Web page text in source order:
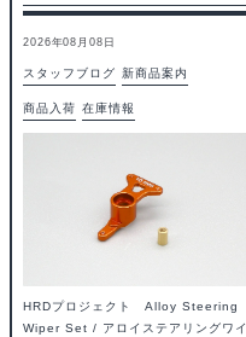
2026年08月08日
スタッフブログ 新商品案内
商品入荷 在庫情報
HRDプロジェクト Alloy Steering
Wiper Set / アロイステアリングワイ